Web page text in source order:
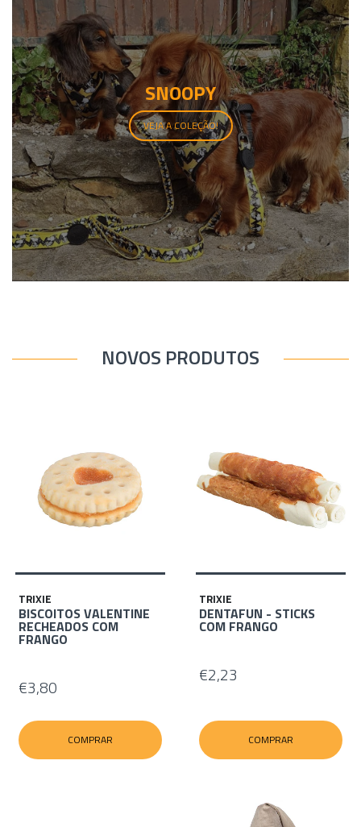
SNOOPY
VEJA A COLEÇÃO!
NOVOS PRODUTOS
TRIXIE
BISCOITOS VALENTINE
RECHEADOS COM
FRANGO
€3,80
COMPRAR
TRIXIE
DENTAFUN - STICKS
COM FRANGO
€2,23
COMPRAR